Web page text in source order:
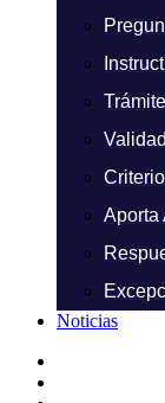
Aporta
Noticias